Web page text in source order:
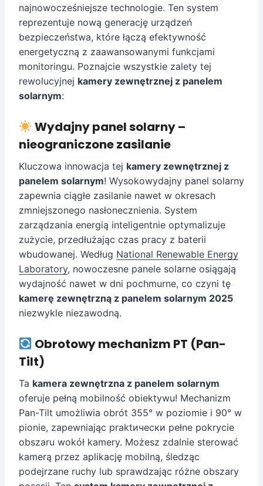
najnowocześniejsze technologie. Ten system
reprezentuje nową generację urządzeń
bezpieczeństwa, które łączą efektywność
energetyczną z zaawansowanymi funkcjami
monitoringu. Poznajcie wszystkie zalety tej
rewolucyjnej kamery zewnętrznej z panelem
solarnym:
Wydajny panel solarny –
nieograniczone zasilanie
Kluczowa innowacja tej kamery zewnętrznej z
panelem solarnym! Wysokowydajny panel solarny
zapewnia ciągłe zasilanie nawet w okresach
zmniejszonego nasłonecznienia. System
zarządzania energią inteligentnie optymalizuje
zużycie, przedłużając czas pracy z baterii
wbudowanej. Według National Renewable Energy
Laboratory, nowoczesne panele solarne osiągają
wydajność nawet w dni pochmurne, co czyni tę
kamerę zewnętrzną z panelem solarnym 2025
niezwykle niezawodną.
Obrotowy mechanizm PT (Pan-
Tilt)
Ta kamera zewnętrzna z panelem solarnym
oferuje pełną mobilność obiektywu! Mechanizm
Pan-Tilt umożliwia obrót 355° w poziomie i 90° w
pionie, zapewniając praktически pełne pokrycie
obszaru wokół kamery. Możesz zdalnie sterować
kamerą przez aplikację mobilną, śledząc
podejrzane ruchy lub sprawdzając różne obszary